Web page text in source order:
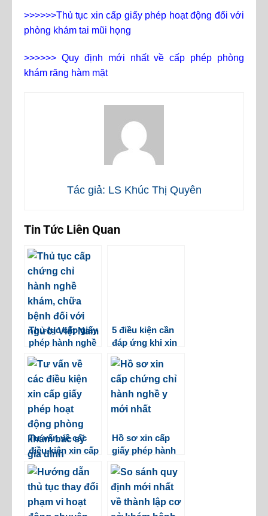
>>>>>>Thủ tục xin cấp giấy phép hoạt động đối với
phòng khám tai mũi họng
>>>>>> Quy định mới nhất về cấp phép phòng
khám răng hàm mặt
Tác giả: LS Khúc Thị Quyên
Tin Tức Liên Quan
Thủ tục cấp giấy
phép hành nghề
khám, chữa
bệnh đối với
người Việt Nam
5 điều kiện cần
đáp ứng khi xin
giấy phép phòng
khám đa khoa tư
nhân
Tư vấn về các
điều kiện xin cấp
giấy phép hoạt
động phòng
khám bác sỹ gia
đình
Hồ sơ xin cấp
giấy phép hành
nghề y mới nhất